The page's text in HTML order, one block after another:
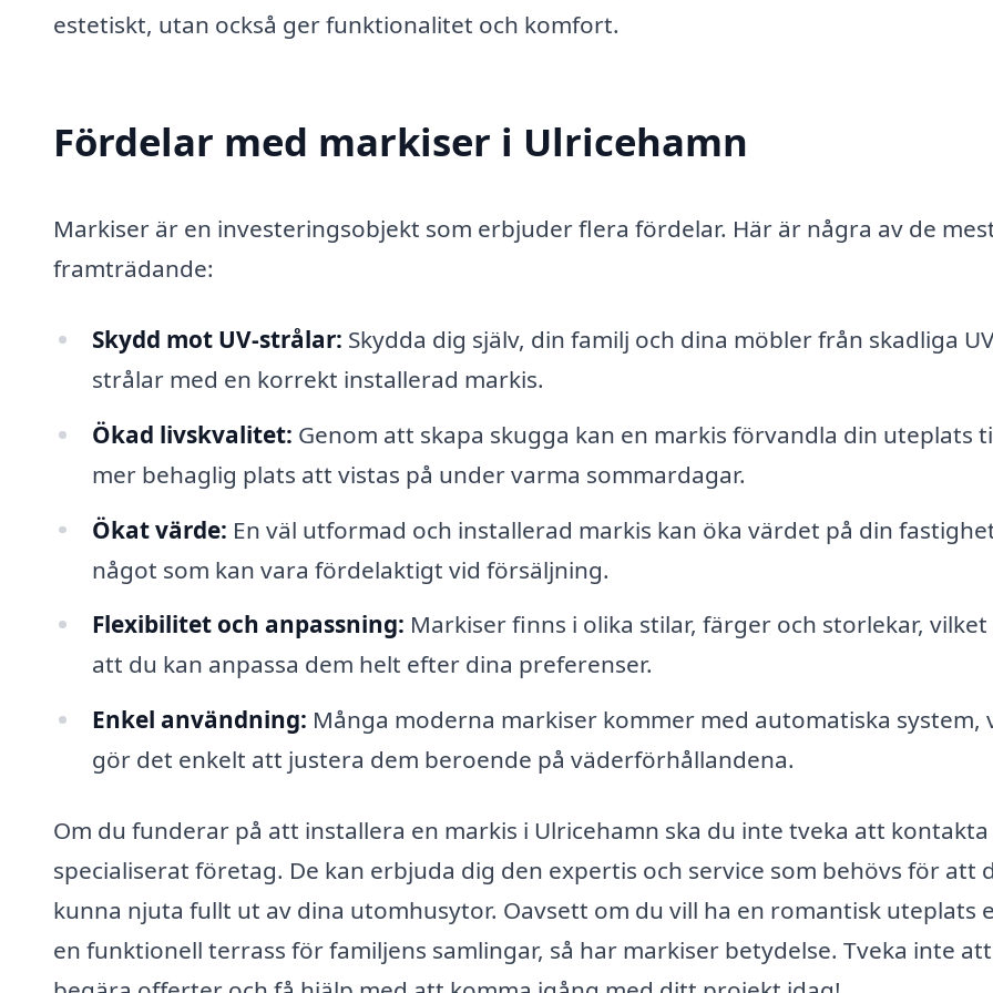
estetiskt, utan också ger funktionalitet och komfort.
Fördelar med markiser i Ulricehamn
Markiser är en investeringsobjekt som erbjuder flera fördelar. Här är några av de
framträdande:
Skydd mot UV-strålar: Skydda dig själv, din familj och dina möbler från skadliga
strålar med en korrekt installerad markis.
Ökad livskvalitet: Genom att skapa skugga kan en markis förvandla din uteplats
mer behaglig plats att vistas på under varma sommardagar.
Ökat värde: En väl utformad och installerad markis kan öka värdet på din
något som kan vara fördelaktigt vid försäljning.
Flexibilitet och anpassning: Markiser finns i olika stilar, färger och storlekar,
att du kan anpassa dem helt efter dina preferenser.
Enkel användning: Många moderna markiser kommer med automatiska system,
gör det enkelt att justera dem beroende på väderförhållandena.
Om du funderar på att installera en markis i Ulricehamn ska du inte tveka att
specialiserat företag. De kan erbjuda dig den expertis och service som behövs för att
kunna njuta fullt ut av dina utomhusytor. Oavsett om du vill ha en romantisk uteplats
en funktionell terrass för familjens samlingar, så har markiser betydelse. Tveka inte att